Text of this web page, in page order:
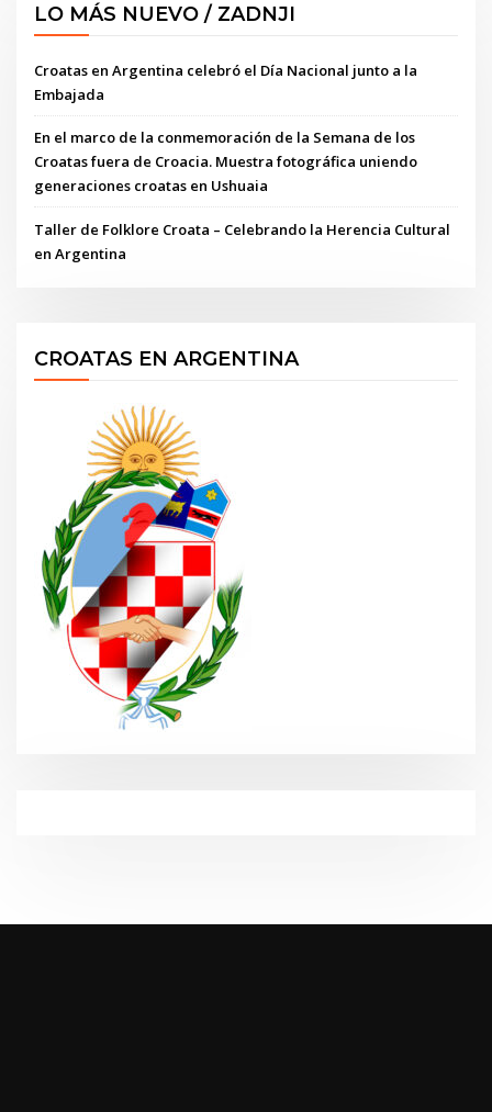
LO MÁS NUEVO / ZADNJI
Croatas en Argentina celebró el Día Nacional junto a la
Embajada
En el marco de la conmemoración de la Semana de los
Croatas fuera de Croacia. Muestra fotográfica uniendo
generaciones croatas en Ushuaia
Taller de Folklore Croata – Celebrando la Herencia Cultural
en Argentina
CROATAS EN ARGENTINA